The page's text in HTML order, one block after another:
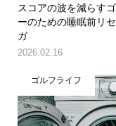
スコアの波を減らす
ーのための睡眠前リ
ガ
2026.02.16
ゴルフライフ